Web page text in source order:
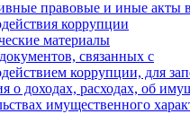
правовые и иные акты
коррупции
материалы
связанных с
коррупции, для
о доходах, расходах, об
имущественного